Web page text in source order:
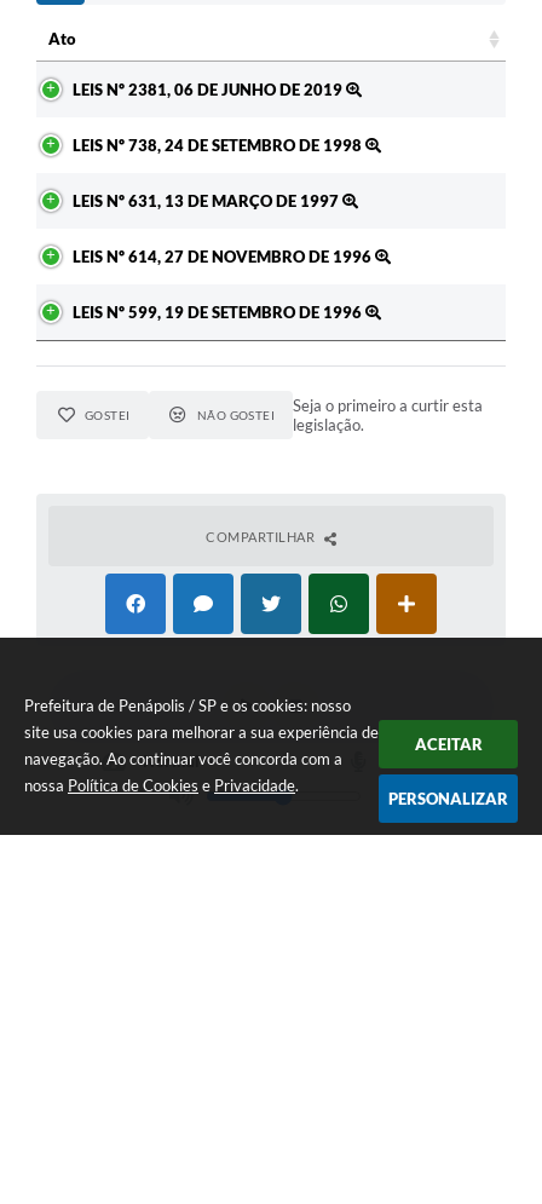
Prefeitura de Penápolis / SP e os cookies: nosso
site usa cookies para melhorar a sua experiência de
navegação. Ao continuar você concorda com a
nossa Política de Cookies e Privacidade.
ACEITAR
PERSONALIZAR
Ato
LEIS Nº 2381, 06 DE JUNHO DE 2019
LEIS Nº 738, 24 DE SETEMBRO DE 1998
LEIS Nº 631, 13 DE MARÇO DE 1997
LEIS Nº 614, 27 DE NOVEMBRO DE 1996
LEIS Nº 599, 19 DE SETEMBRO DE 1996
GOSTEI NÃO GOSTEI
Seja o primeiro a curtir esta
legislação.
COMPARTILHAR